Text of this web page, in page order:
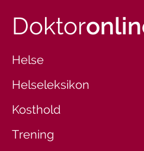
Doktor
Helse
Helseleksikon
Kosthold
Trening